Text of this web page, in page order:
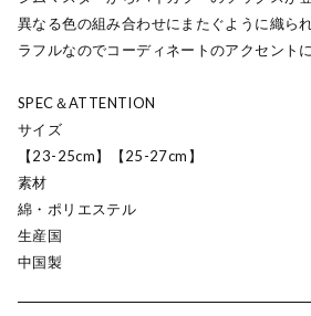
異なる色の組み合わせにまたぐように織ら
ラフルなのでコーディネートのアクセント
SPEC＆ATTENTION
サイズ
【23-25cm】【25-27cm】
素材
綿・ポリエステル
生産国
中国製